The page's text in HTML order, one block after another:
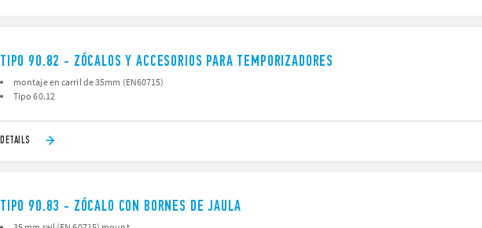
TIPO 90.82 - ZÓCALOS Y ACCESORIOS PARA TEMPORIZADORES
montaje en carril de 35mm (EN60715)
Tipo 60.12
DETAILS
TIPO 90.83 - ZÓCALO CON BORNES DE JAULA